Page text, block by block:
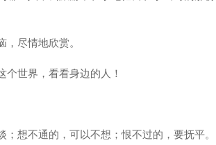
尽情地欣赏。
世界，看看身边的人！
想不通的，可以不想；恨不过的，要抚平。